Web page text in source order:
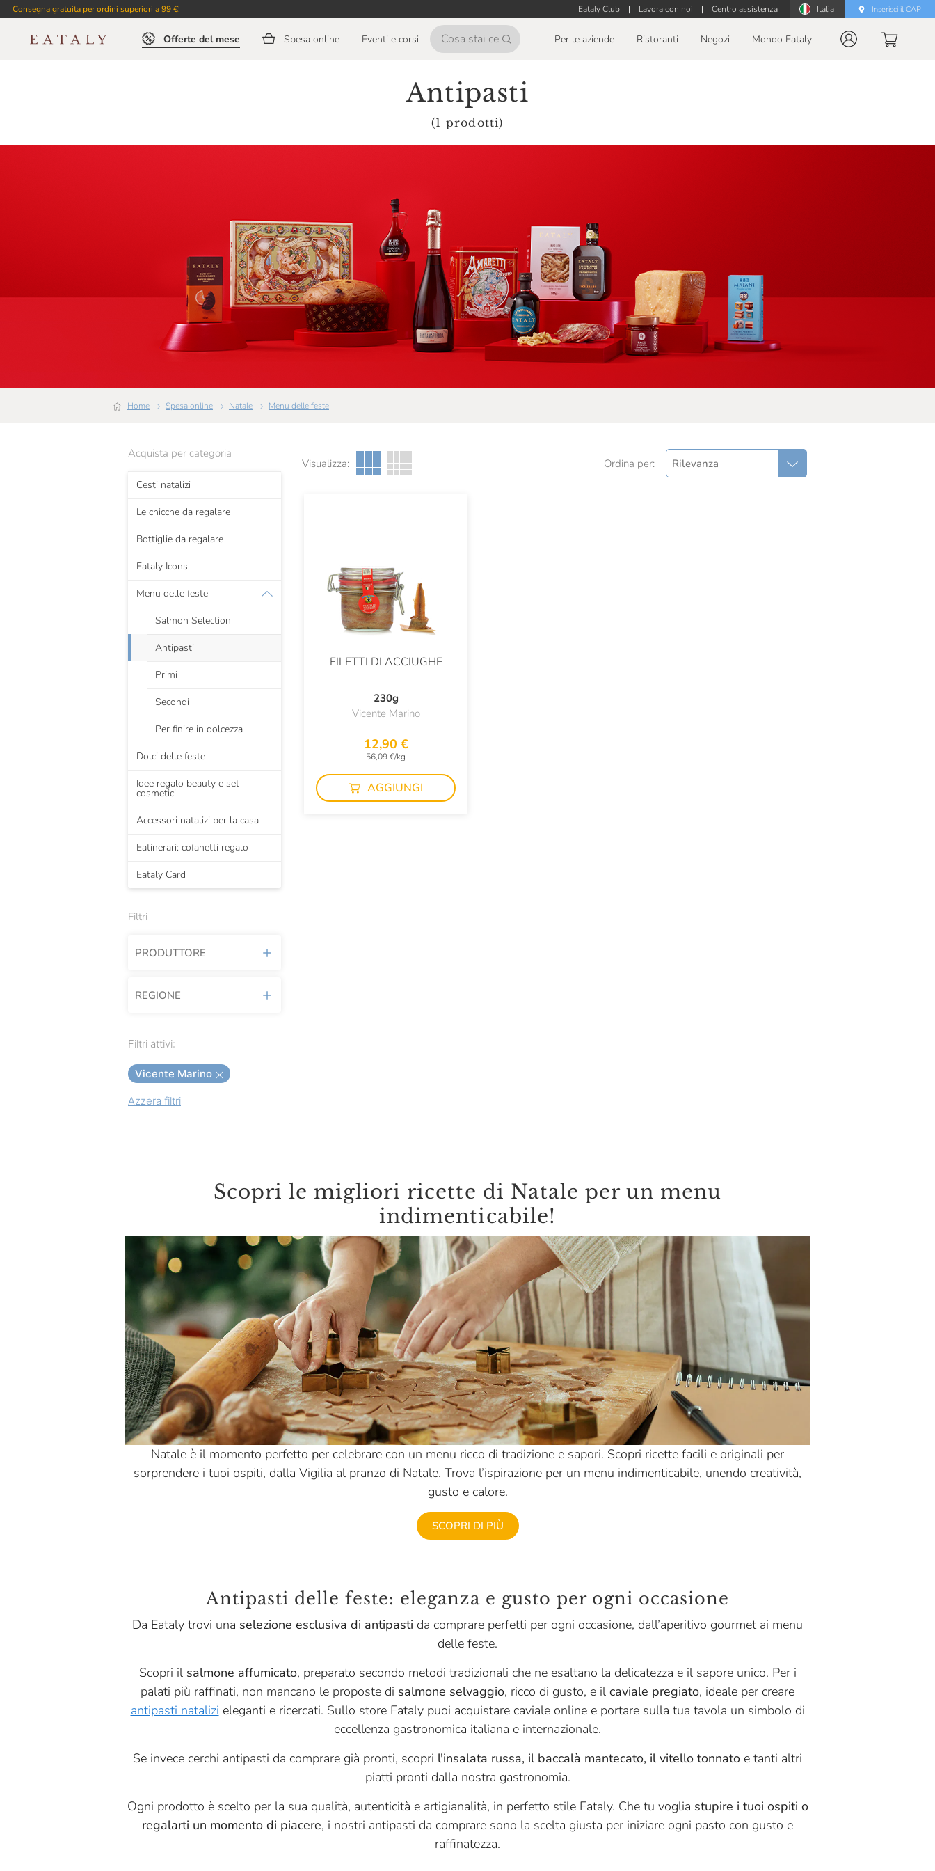
Consegna gratuita per ordini superiori a 99 €! Eataly Club | Lavora con noi | Centro assistenza Italia Inserisci il CAP
Offerte del mese Spesa online Eventi e corsi Per le aziende Ristoranti Negozi Mondo Eataly
Antipasti
(1 prodotti)
Home Spesa online Natale Menu delle feste
Acquista per categoria
Cesti natalizi
Le chicche da regalare
Bottiglie da regalare
Eataly Icons
Menu delle feste
Salmon Selection
Antipasti
Primi
Secondi
Per finire in dolcezza
Dolci delle feste
Idee regalo beauty e set
cosmetici
Accessori natalizi per la casa
Eatinerari: cofanetti regalo
Eataly Card
Filtri
PRODUTTORE
Agrimontana
Alicos
Alpenzu
Andrini
Antonia's Mosterd
Bertinelli
Bio Orto
Biosolidale
Bontà Degli Antichi Sapori
Ca Form
Callipo
Campisi
Cascina Fiume
Caseificio Alta Langa
Caseificio Gennari
Consorzio Vacche Rosse
Dario Previdi
De Carlo
Eataly
Eurocook
REGIONE
Abruzzo
Calabria
Sicilia
Toscana
Umbria
Veneto
Filtri attivi:
Vicente Marino
Azzera filtri
Visualizza: Ordina per: Rilevanza
FILETTI DI ACCIUGHE
230g
Vicente Marino
12,90 €
56,09 €/kg
AGGIUNGI
Scopri le migliori ricette di Natale per un menu
indimenticabile!
Natale è il momento perfetto per celebrare con un menu ricco di tradizione e sapori. Scopri ricette facili e originali per
sorprendere i tuoi ospiti, dalla Vigilia al pranzo di Natale. Trova l’ispirazione per un menu indimenticabile, unendo creatività,
gusto e calore.
SCOPRI DI PIÙ
Antipasti delle feste: eleganza e gusto per ogni occasione
Da Eataly trovi una selezione esclusiva di antipasti da comprare perfetti per ogni occasione, dall’aperitivo gourmet ai menu
delle feste.
Scopri il salmone affumicato, preparato secondo metodi tradizionali che ne esaltano la delicatezza e il sapore unico. Per i
palati più raffinati, non mancano le proposte di salmone selvaggio, ricco di gusto, e il caviale pregiato, ideale per creare
antipasti natalizi eleganti e ricercati. Sullo store Eataly puoi acquistare caviale online e portare sulla tua tavola un simbolo di
eccellenza gastronomica italiana e internazionale.
Se invece cerchi antipasti da comprare già pronti, scopri l'insalata russa, il baccalà mantecato, il vitello tonnato e tanti altri
piatti pronti dalla nostra gastronomia.
Ogni prodotto è scelto per la sua qualità, autenticità e artigianalità, in perfetto stile Eataly. Che tu voglia stupire i tuoi ospiti o
regalarti un momento di piacere, i nostri antipasti da comprare sono la scelta giusta per iniziare ogni pasto con gusto e
raffinatezza.